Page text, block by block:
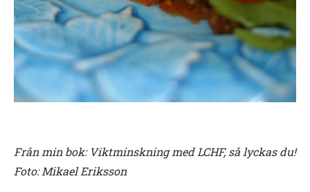
Från min bok: Viktminskning med LCHF, så lyckas du!
Foto: Mikael Eriksson